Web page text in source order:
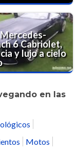
6 Cabriolet,
y lujo a cielo
en las
Motos